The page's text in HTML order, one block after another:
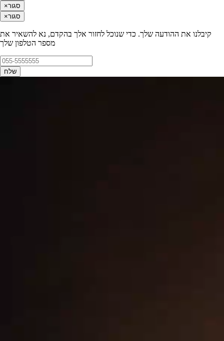
×סגור
×סגור
קיבלנו את ההודעה שלך. כדי שנוכל לחזור אלך בהקדם, נא להשאיר את
מספר הטלפון שלך
שלח